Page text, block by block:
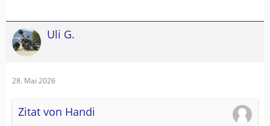
Uli G.
28. Mai 2026
Zitat von Handi